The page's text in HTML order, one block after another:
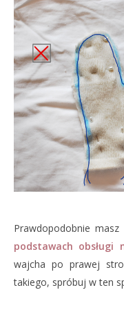
Prawdopodobnie
podstawach obsługi
wajcha po prawej
takiego, spróbuj w ten